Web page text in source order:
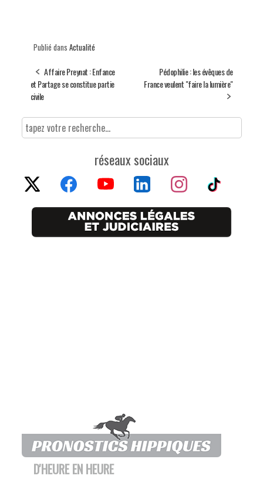
Publié dans Actualité
Affaire Preynat : Enfance
et Partage se constitue partie
civile
Pédophilie : les évêques de
France veulent "faire la lumière"
réseaux sociaux
D'HEURE EN HEURE